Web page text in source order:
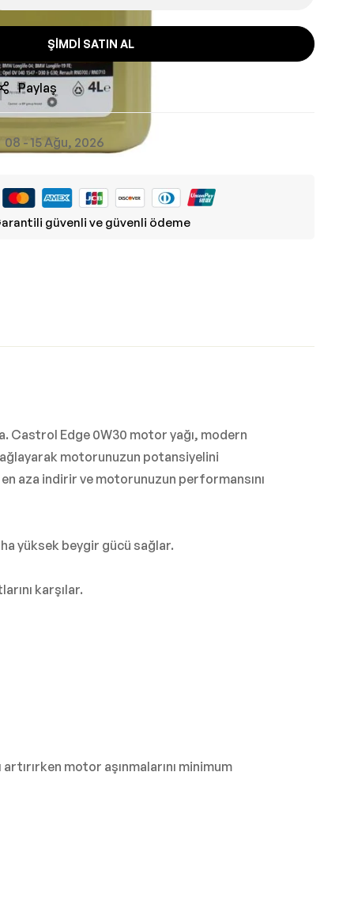
ŞIMDI SATIN AL
Paylaş
08 - 15 Ağu, 2026
güvenli ve güvenli ödeme
Castrol Edge 0W30 motor yağı, modern
motorunuzun potansiyelini
aza indirir ve motorunuzun performansını
yüksek beygir gücü sağlar.
karşılar.
motor aşınmalarını minimum